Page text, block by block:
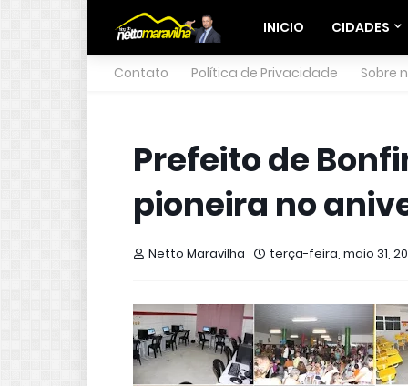
INICIO CIDADES
Contato Política de Privacidade Sobre
Prefeito de
pioneira no
Netto Maravilha terça-feira, maio 31,